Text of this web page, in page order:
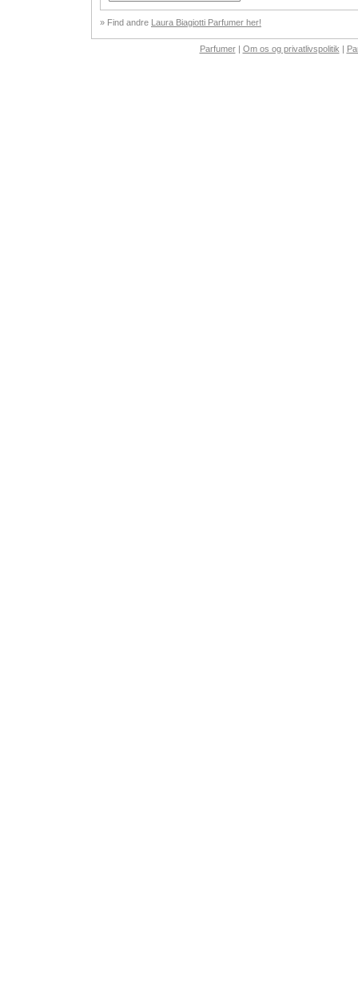
» Find andre Laura Biagiotti Parfumer her!
Parfumer| Om os og privatlivspolitik |